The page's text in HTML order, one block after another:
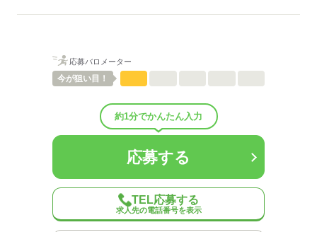
ひとりで
しずか
有料老人ホーム/デイサービス施設/グループホーム/特別養護老人ホ
ーム/病院など
10人
（男5：女5）
応募バロメーター
今が狙い目！
約1分でかんたん入力
応募する
TEL応募する
求人先の電話番号を表示